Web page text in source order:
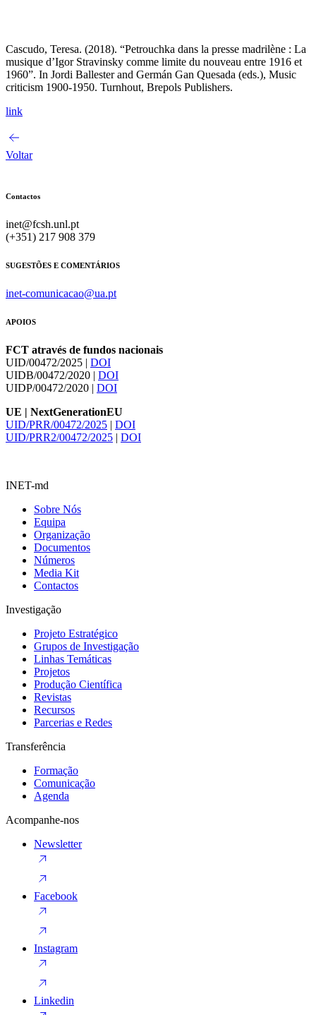
Cascudo, Teresa. (2018). “Petrouchka dans la presse madrilène : La
musique d’Igor Stravinsky comme limite du nouveau entre 1916 et
1960”. In Jordi Ballester and Germán Gan Quesada (eds.), Music
criticism 1900-1950. Turnhout, Brepols Publishers.
link
Voltar
Contactos
inet@fcsh.unl.pt
(+351) 217 908 379
SUGESTÕES E COMENTÁRIOS
inet-comunicacao@ua.pt
APOIOS
FCT através de fundos nacionais
UID/00472/2025 | DOI
UIDB/00472/2020 | DOI
UIDP/00472/2020 | DOI
UE | NextGenerationEU
UID/PRR/00472/2025 | DOI
UID/PRR2/00472/2025 | DOI
INET-md
Sobre Nós
Equipa
Organização
Documentos
Números
Media Kit
Contactos
Investigação
Projeto Estratégico
Grupos de Investigação
Linhas Temáticas
Projetos
Produção Científica
Revistas
Recursos
Parcerias e Redes
Transferência
Formação
Comunicação
Agenda
Acompanhe-nos
Newsletter
Facebook
Instagram
Linkedin